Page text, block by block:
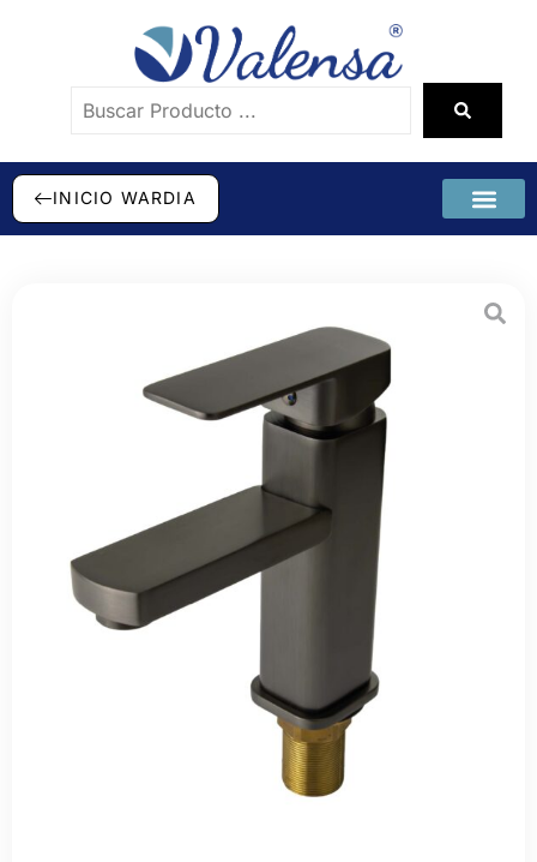
INICIO WARDIA